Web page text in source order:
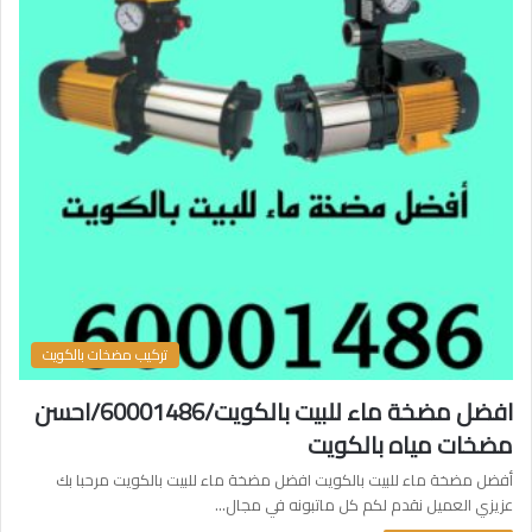
تركيب مضخات بالكويت
افضل مضخة ماء للبيت بالكويت/60001486/احسن
مضخات مياه بالكويت
أفضل مضخة ماء للبيت بالكويت افضل مضخة ماء للبيت بالكويت مرحبا بك
عزيزي العميل نقدم لكم كل ماتبونه في مجال…